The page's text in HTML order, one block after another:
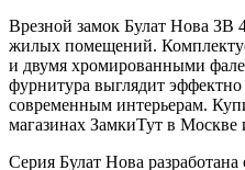
Врезной замок Булат Нова ЗВ
жилых помещений.
и двумя хромированными
фурнитура выглядит
современным интерьерам.
магазинах ЗамкиТут в Москве
Серия Булат Нова